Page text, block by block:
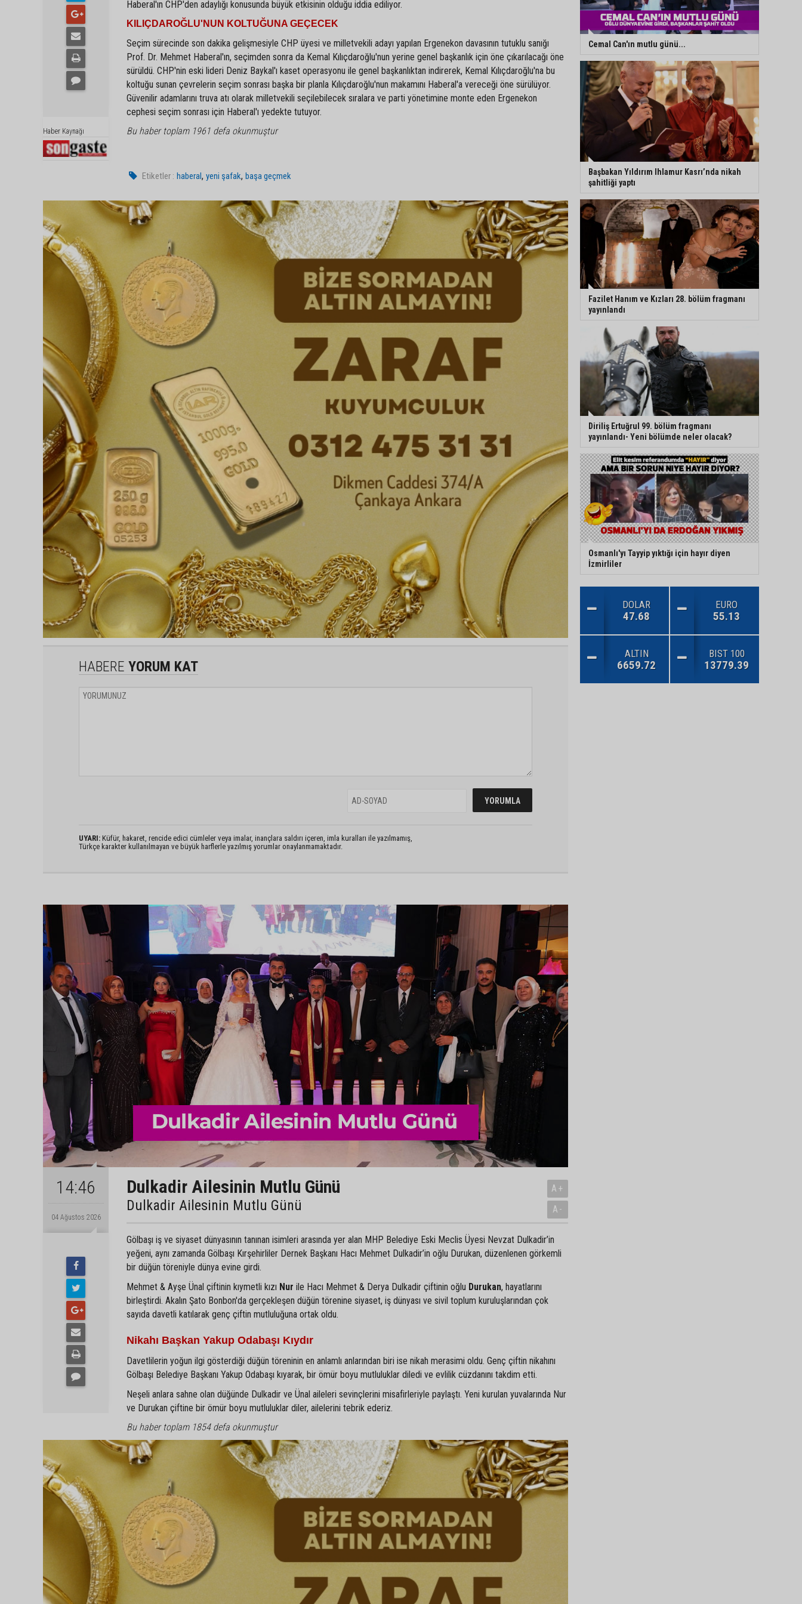
Haber Kaynağı
Haberal'ın CHP'den adaylığı konusunda büyük etkisinin olduğu iddia ediliyor.
KILIÇDAROĞLU'NUN KOLTUĞUNA GEÇECEK
Seçim sürecinde son dakika gelişmesiyle CHP üyesi ve milletvekili adayı yapılan Ergenekon davasının tutuklu sanığı
Prof. Dr. Mehmet Haberal'ın, seçimden sonra da Kemal Kılıçdaroğlu'nun yerine genel başkanlık için öne çıkarılacağı öne
sürüldü. CHP'nin eski lideri Deniz Baykal'ı kaset operasyonu ile genel başkanlıktan indirerek, Kemal Kılıçdaroğlu'na bu
koltuğu sunan çevrelerin seçim sonrası başka bir planla Kılıçdaroğlu'nun makamını Haberal'a vereceği öne sürülüyor.
Güvenilir adamlarını truva atı olarak milletvekili seçilebilecek sıralara ve parti yönetimine monte eden Ergenekon
cephesi seçim sonrası için Haberal'ı yedekte tutuyor.
Bu haber toplam 1961 defa okunmuştur
Etiketler : haberal,yeni şafak,başa geçmek
HABERE YORUM KAT
UYARI: Küfür, hakaret, rencide edici cümleler veya imalar, inançlara saldırı içeren, imla kuralları ile yazılmamış,
Türkçe karakter kullanılmayan ve büyük harflerle yazılmış yorumlar onaylanmamaktadır.
14:46
04 Ağustos 2026
Dulkadir Ailesinin Mutlu Günü
Dulkadir Ailesinin Mutlu Günü
A+
A-
Gölbaşı iş ve siyaset dünyasının tanınan isimleri arasında yer alan MHP Belediye Eski Meclis Üyesi Nevzat Dulkadir’in
yeğeni, aynı zamanda Gölbaşı Kırşehirliler Dernek Başkanı Hacı Mehmet Dulkadir’in oğlu Durukan, düzenlenen görkemli
bir düğün töreniyle dünya evine girdi.
Mehmet & Ayşe Ünal çiftinin kıymetli kızı Nur ile Hacı Mehmet & Derya Dulkadir çiftinin oğlu Durukan, hayatlarını
birleştirdi. Akalın Şato Bonbon'da gerçekleşen düğün törenine siyaset, iş dünyası ve sivil toplum kuruluşlarından çok
sayıda davetli katılarak genç çiftin mutluluğuna ortak oldu.
Nikahı Başkan Yakup Odabaşı Kıydır
Davetlilerin yoğun ilgi gösterdiği düğün töreninin en anlamlı anlarından biri ise nikah merasimi oldu. Genç çiftin nikahını
Gölbaşı Belediye Başkanı Yakup Odabaşı kıyarak, bir ömür boyu mutluluklar diledi ve evlilik cüzdanını takdim etti.
Neşeli anlara sahne olan düğünde Dulkadir ve Ünal aileleri sevinçlerini misafirleriyle paylaştı. Yeni kurulan yuvalarında Nur
ve Durukan çiftine bir ömür boyu mutluluklar diler, ailelerini tebrik ederiz.
Bu haber toplam 1854 defa okunmuştur
Cemal Can'ın mutlu günü...
Başbakan Yıldırım Ihlamur Kasrı’nda nikah
şahitliği yaptı
Fazilet Hanım ve Kızları 28. bölüm fragmanı
yayınlandı
Diriliş Ertuğrul 99. bölüm fragmanı
yayınlandı- Yeni bölümde neler olacak?
Osmanlı'yı Tayyip yıktığı için hayır diyen
İzmirliler
DOLAR
47.68
EURO
55.13
ALTIN
6659.72
BIST 100
13779.39